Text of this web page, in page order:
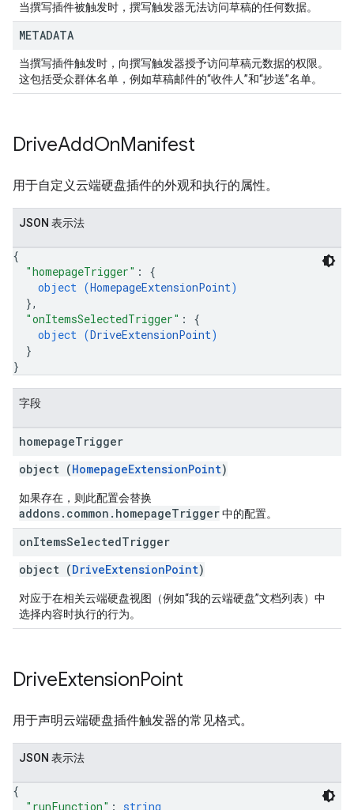
当撰写插件被触发时，撰写触发器无法访问草稿的任何数据。
METADATA
当撰写插件触发时，向撰写触发器授予访问草稿元数据的权限。
这包括受众群体名单，例如草稿邮件的“收件人”和“抄送”名单。
DriveAddOnManifest
用于自定义云端硬盘插件的外观和执行的属性。
JSON 表示法
{
"homepageTrigger" : {
object (HomepageExtensionPoint)
},
"onItemsSelectedTrigger" : {
object (DriveExtensionPoint)
}
}
字段
homepageTrigger
object (HomepageExtensionPoint)
如果存在，则此配置会替换
addons.common.homepageTrigger中的配置。
onItemsSelectedTrigger
object (DriveExtensionPoint)
对应于在相关云端硬盘视图（例如“我的云端硬盘”文档列表）中
选择内容时执行的行为。
DriveExtensionPoint
用于声明云端硬盘插件触发器的常见格式。
JSON 表示法
{
"runFunction" : string